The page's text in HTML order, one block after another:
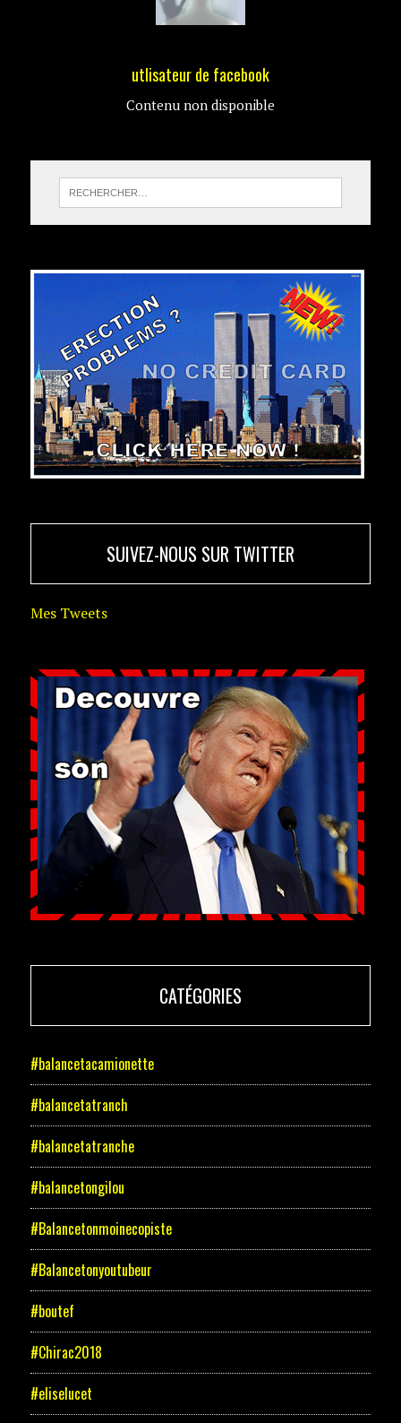
utlisateur de facebook
Contenu non disponible
SUIVEZ-NOUS SUR TWITTER
Mes Tweets
CATÉGORIES
#balancetacamionette
#balancetatranch
#balancetatranche
#balancetongilou
#Balancetonmoinecopiste
#Balancetonyoutubeur
#boutef
#Chirac2018
#eliselucet